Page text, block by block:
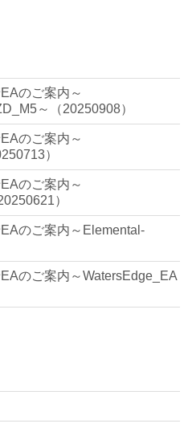
のご案内～
～（20250908）
のご案内～
）
のご案内～
）
のご案内～Elemental-
のご案内～WatersEdge_EA